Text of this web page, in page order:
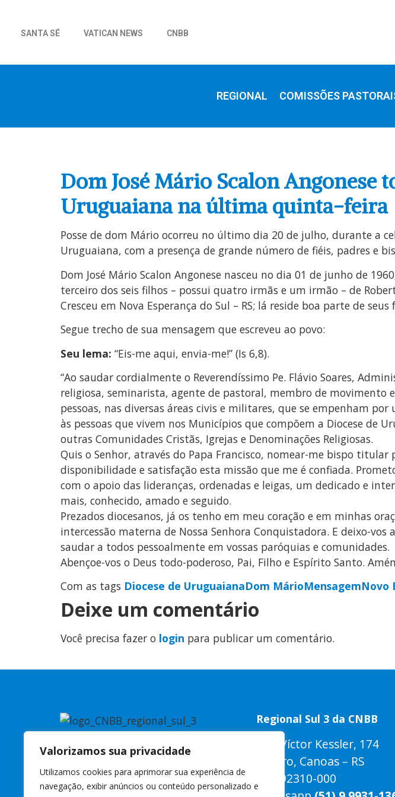
Valorizamos sua privacidade
Utilizamos cookies para aprimorar sua experiência de
navegação, exibir anúncios ou conteúdo personalizado e
SANTA SÉ VATICAN NEWS CNBB
REGIONAL COMISSÕES
Dom José Mário Scalon Angonese
Uruguaiana na última quinta-feira
Posse de dom Mário ocorreu no último dia 20 de julho, durante a
Uruguaiana, com a presença de grande número de fiéis, padres e
Dom José Mário Scalon Angonese nasceu no dia 01 de junho de
terceiro dos seis filhos – possui quatro irmãs e um irmão – de
Cresceu em Nova Esperança do Sul – RS; lá reside boa parte de seus
Segue trecho de sua mensagem que escreveu ao povo:
Seu lema: “Eis-me aqui, envia-me!” (Is 6,8).
“Ao saudar cordialmente o Reverendíssimo Pe. Flávio Soares,
religiosa, seminarista, agente de pastoral, membro de movimento
pessoas, nas diversas áreas civis e militares, que se empenham
às pessoas que vivem nos Municípios que compõem a Diocese de
outras Comunidades Cristãs, Igrejas e Denominações Religiosas.
Quis o Senhor, através do Papa Francisco, nomear-me bispo titular
disponibilidade e satisfação esta missão que me é confiada.
com o apoio das lideranças, ordenadas e leigas, um dedicado e
mais, conhecido, amado e seguido.
Prezados diocesanos, já os tenho em meu coração e em minhas
intercessão materna de Nossa Senhora Conquistadora. E deixo-
saudar a todos pessoalmente em vossas paróquias e comunidades.
Abençoe-vos o Deus todo-poderoso, Pai, Filho e Espírito Santo.
Com as tags Diocese de UruguaianaDom MárioMensagemNovo
Deixe um comentário
Você precisa fazer o login para publicar um comentário.
Regional Sul 3 da CNBB
Rua Víctor Kessler, 174
Centro, Canoas – RS
CEP 92310-000